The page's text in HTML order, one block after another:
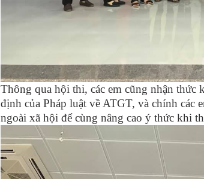
Thông qua hội thi, các em cũng nhận thức
định của Pháp luật về ATGT, và chính các
ngoài xã hội để cùng nâng cao ý thức khi